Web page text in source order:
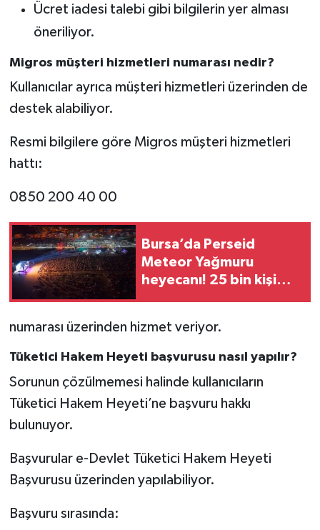
Ücret iadesi talebi gibi bilgilerin yer alması
öneriliyor.
Migros müşteri hizmetleri numarası nedir?
Kullanıcılar ayrıca müşteri hizmetleri üzerinden de
destek alabiliyor.
Resmi bilgilere göre Migros müşteri hizmetleri
hattı:
0850 200 40 00
Bursa’da Perseid
Meteor Yağmuru
heyecanı! 25 bin kişi
numarası üzerinden hizmet veriyor.
Tüketici Hakem Heyeti başvurusu nasıl yapılır?
Sorunun çözülmemesi halinde kullanıcıların
Tüketici Hakem Heyeti’ne başvuru hakkı
bulunuyor.
Başvurular e-Devlet Tüketici Hakem Heyeti
Başvurusu üzerinden yapılabiliyor.
Başvuru sırasında: